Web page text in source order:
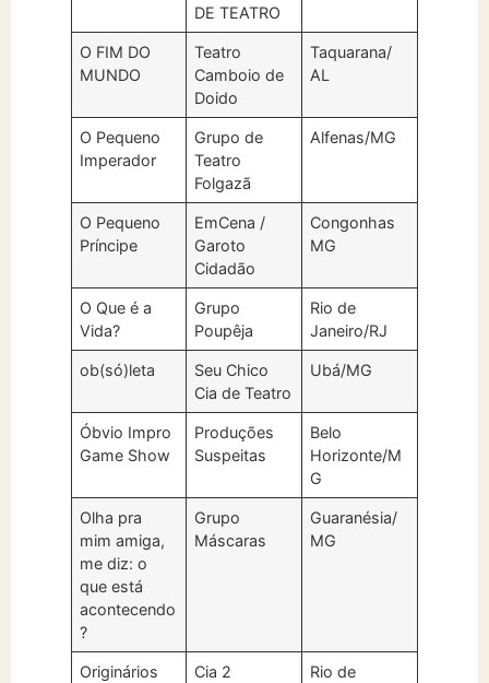
DE TEATRO
O FIM DO
MUNDO
Teatro
Camboio de
Doido
Taquarana/
AL
O Pequeno
Imperador
Grupo de
Teatro
Folgazã
Alfenas/MG
O Pequeno
Príncipe
EmCena /
Garoto
Cidadão
Congonhas
MG
O Que é a
Vida?
Grupo
Poupêja
Rio de
Janeiro/RJ
ob(só)leta
Seu Chico
Cia de Teatro
Ubá/MG
Óbvio Impro
Game Show
Produções
Suspeitas
Belo
Horizonte/M
G
Olha pra
mim amiga,
me diz: o
que está
acontecendo
?
Grupo
Máscaras
Guaranésia/
MG
Originários
Cia 2
Rio de